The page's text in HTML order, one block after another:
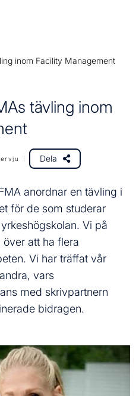
inom Facility Management
tävling inom
Dela
anordnar en tävling i
för de som studerar
Vi på
att ha flera
Vi har träffat vår
vars
med skrivpartnern
bidragen.